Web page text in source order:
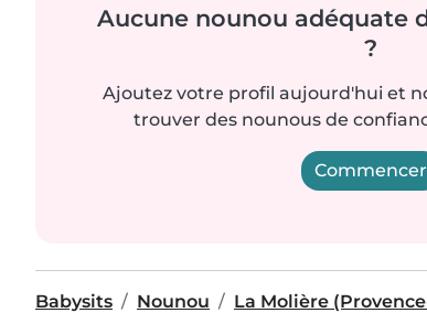
Aucune nounou adéquate
?
Ajoutez votre profil aujourd'hui et
trouver des nounous de
Commencer
Babysits Nounou La Molière